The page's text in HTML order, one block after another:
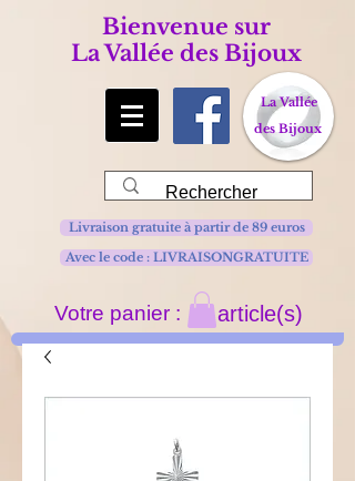
Bienvenue sur
La Vallée des Bijoux
La Vallée
des Bijoux
Avec le code : LIVRAISONGRATUITE
Livraison gratuite à partir de 89 euros
Votre panier : article(s)